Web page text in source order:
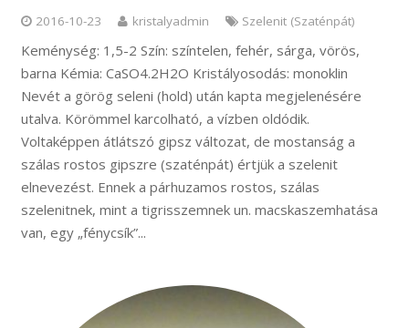
2016-10-23 kristalyadmin Szelenit (Szaténpát)
Keménység: 1,5-2 Szín: színtelen, fehér, sárga, vörös,
barna Kémia: CaSO4.2H2O Kristályosodás: monoklin
Nevét a görög seleni (hold) után kapta megjelenésére
utalva. Körömmel karcolható, a vízben oldódik.
Voltaképpen átlátszó gipsz változat, de mostanság a
szálas rostos gipszre (szaténpát) értjük a szelenit
elnevezést. Ennek a párhuzamos rostos, szálas
szelenitnek, mint a tigrisszemnek un. macskaszemhatása
van, egy „fénycsík”...